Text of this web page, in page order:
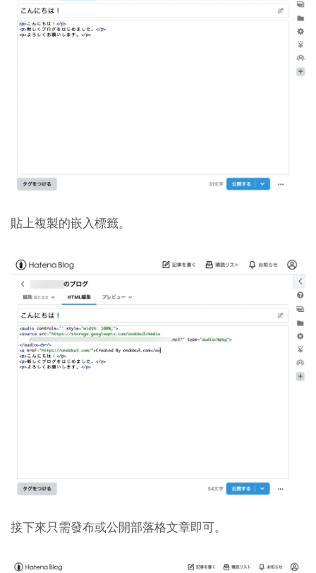
貼上複製的嵌入標籤。
接下來只需發布或公開部落格文章即可。